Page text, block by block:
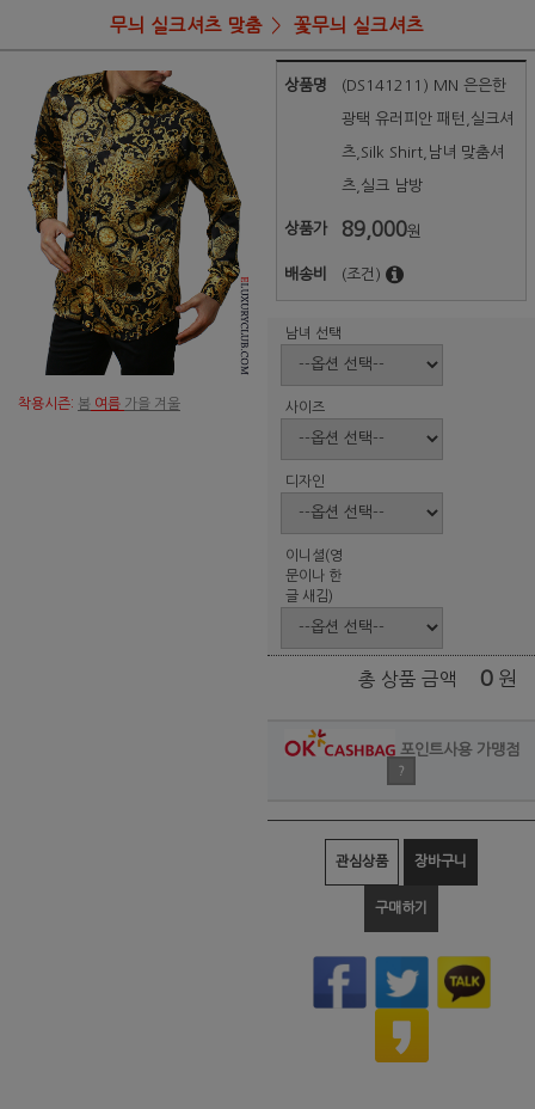
무늬 실크셔츠 맞춤 꽃무늬 실크셔츠
착용시즌: 봄 여름 가을 겨울
상품명 (DS141211) MN 은은한
광택 유러피안 패턴,실크셔
츠,Silk Shirt,남녀 맞춤셔
츠,실크 남방
상품가 89,000원
배송비 (조건)
남녀 선택
사이즈
디자인
이니셜(영
문이나 한
글 새김)
총 상품 금액 0 원
포인트사용 가맹점
?
관심상품 장바구니
구매하기